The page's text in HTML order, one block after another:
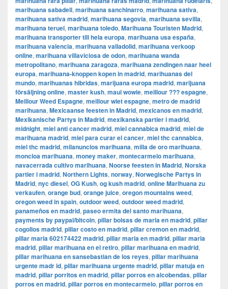
marihuana sabadell, marihuana sanchinarro, marihuana sativa,
marihuana sativa madrid, marihuana segovia, marihuana sevilla,
marihuana teruel, marihuana toledo, Marihuana Touristen Madrid,
marihuana transporter till hela europa, marihuana usa españa,
marihuana valencia, marihuana valladolid, marihuana verkoop
online, marihuana villaviciosa de odon, marihuana wanda
metropolitano, marihuana zaragoza, marihuana zendingen naar heel
europa, marihuana-knoppen kopen in madrid, marihuanas del
mundo, marihuanas hibridas, marijuana europa madrid, marijuana
försäljning online, master kush, maui wowie, meillour ??? espagne,
Meillour Weed Espagne, meillour wiet espagne, metro de madrid
marihuana, Mexicaanse feesten in Madrid, mexicanos en madrid,
Mexikanische Partys in Madrid, mexikanska partier i madrid,
midnight, miel anti cancer madrid, miel cannabica madrid, miel de
marihuana madrid, miel para curar el cancer, miel thc cannabica,
miel thc madrid, milanuncios marihuana, milla de oro marihuana,
moncloa marihuana, money maker, montecarmelo marihuana,
navacerrada cultivo marihuana, Noorse feesten in Madrid, Norska
partier i madrid, Northern Lights, norway, Norwegische Partys in
Madrid, nyc diesel, OG Kush, og kush madrid, online Marihuana zu
verkaufen, orange bud, orange juice, oregon mountains weed,
oregon weed in spain, outdoor weed, outdoor weed madrid,
panameños en madrid, paseo ermita del santo marihuana,
payments by paypal/bitcoin, pillar bolsas de maria en madrid, pillar
cogollos madrid, pillar costo en madrid, pillar cremon en madrid,
pillar maria 602174422 madrid, pillar maria en madrid, pillar maria
madrid, pillar marihuana en el retiro, pillar marihuana en madrid,
pillar marihuana en sansebastian de los reyes, pillar marihuana
urgente madr id, pillar marihuana urgente madrid, pillar matuja en
madrid, pillar porritos en madrid, pillar porros en alcobendas, pillar
porros en madrid, pillar porros en montecarmelo, pillar porros en